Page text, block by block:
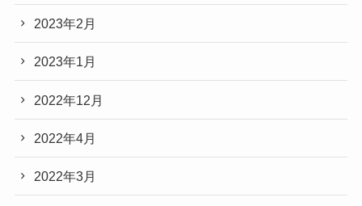
2023年2月
2023年1月
2022年12月
2022年4月
2022年3月